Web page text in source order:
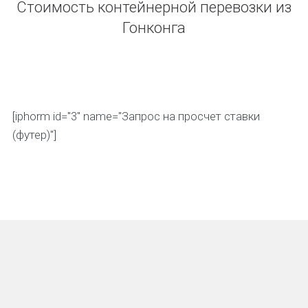
Стоимость контейнерной перевозки из
Гонконга
[iphorm id="3" name="Запрос на просчет ставки
(футер)"]